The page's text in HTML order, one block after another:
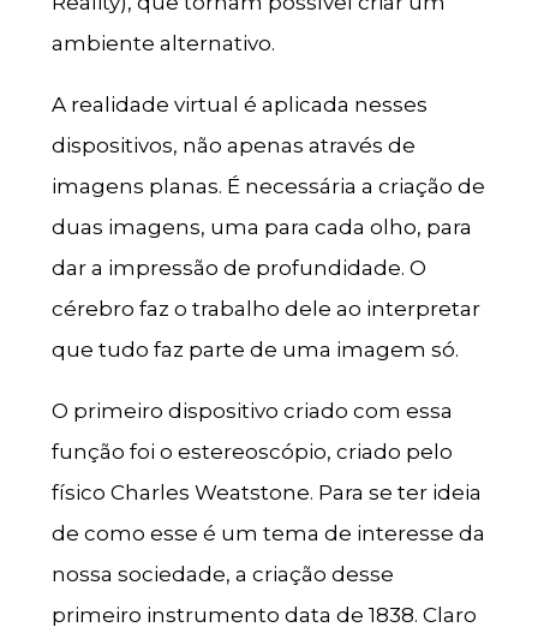
ambiente alternativo.
A realidade virtual é aplicada nesses
dispositivos, não apenas através de
imagens planas. É necessária a criação de
duas imagens, uma para cada olho, para
dar a impressão de profundidade. O
cérebro faz o trabalho dele ao interpretar
que tudo faz parte de uma imagem só.
O primeiro dispositivo criado com essa
função foi o estereoscópio, criado pelo
físico Charles Weatstone. Para se ter ideia
de como esse é um tema de interesse da
nossa sociedade, a criação desse
primeiro instrumento data de 1838. Claro